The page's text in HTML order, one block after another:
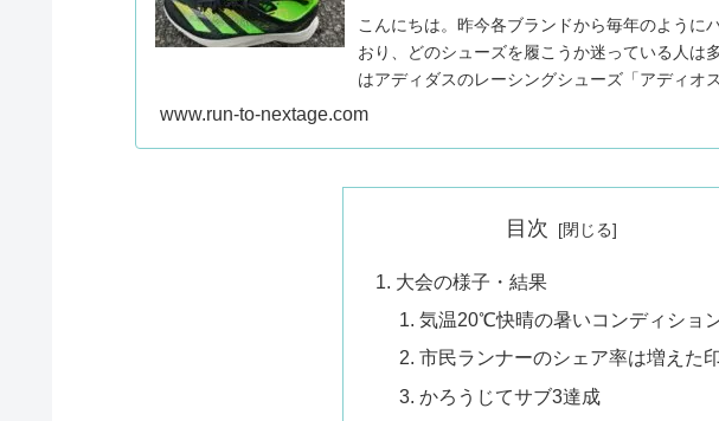
こんにちは。昨今各ブランドから毎年のように
おり、どのシューズを履こうか迷っている人は
はアディダスのレーシングシューズ「アディオ
た感想をまとめました。...
www.run-to-nextage.com
目次
大会の様子・結果
気温20℃快晴の暑いコンディショ
市民ランナーのシェア率は増えた
かろうじてサブ3達成